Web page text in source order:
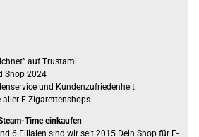
auf Trustami
Shop 2024
und Kundenzufriedenheit
E-Zigarettenshops
Time einkaufen
6 Filialen sind wir seit 2015 Dein Shop für E-